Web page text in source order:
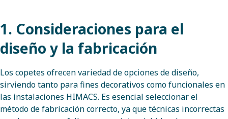
1. Consideraciones para el
diseño y la fabricación
Los copetes ofrecen variedad de opciones de diseño,
sirviendo tanto para fines decorativos como funcionales en
las instalaciones HIMACS. Es esencial seleccionar el
método de fabricación correcto, ya que técnicas incorrectas